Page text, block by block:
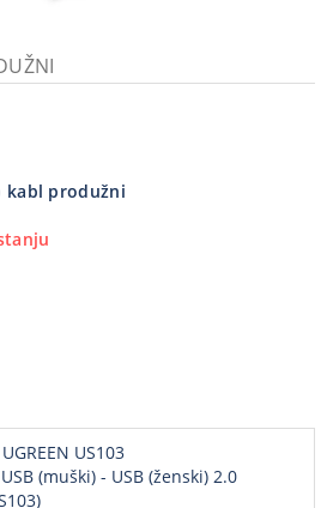
kabl produžni
US103
(muški) - USB (ženski) 2.0